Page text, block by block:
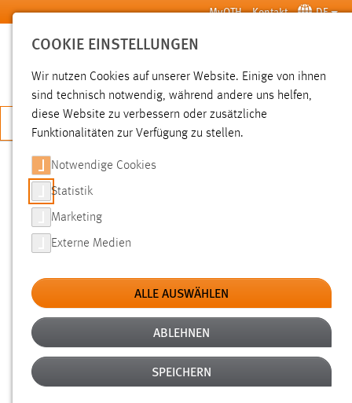
Zum Hauptinhalt springen MyOTH Kontakt DE
SUCHE
JETZT BEWERBEN
SUCHE
FILTER
Typ
Erstellungsdatum
Alter
COOKIE EINSTELLUNGEN
Wir nutzen Cookies auf unserer Website. Einige von ihnen
sind technisch notwendig, während andere uns helfen,
diese Website zu verbessern oder zusätzliche
Funktionalitäten zur Verfügung zu stellen.
Notwendige Cookies
Statistik
Marketing
Externe Medien
ALLE AUSWÄHLEN
ABLEHNEN
SPEICHERN